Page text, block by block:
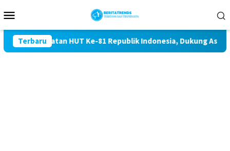
ke
Mobile
Terbaru
Peringatan HUT Ke-81 Republik Indonesia, Dukung Asri dan